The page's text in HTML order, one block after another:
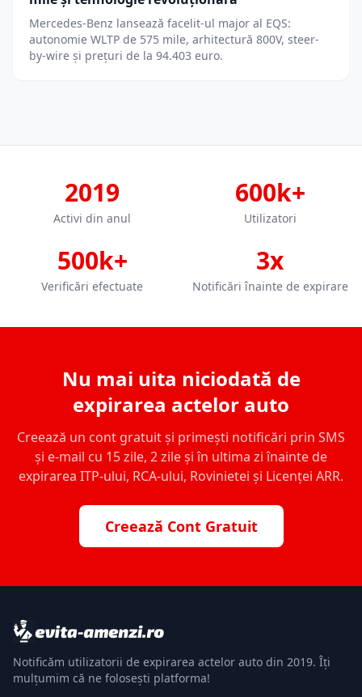
Mercedes-Benz lansează facelit-ul major al EQS:
autonomie WLTP de 575 mile, arhitectură 800V, steer-
by-wire și prețuri de la 94.403 euro.
2019
Activi din anul
600k+
Utilizatori
500k+
Verificări efectuate
3x
Notificări înainte de expirare
Nu mai uita niciodată de
expirarea actelor auto
Creează un cont gratuit și primești notificări prin SMS
și e-mail cu 15 zile, 2 zile și în ultima zi înainte de
expirarea ITP-ului, RCA-ului, Rovinietei și Licenței ARR.
Creează Cont Gratuit
Notificăm utilizatorii de expirarea actelor auto din 2019. Îți
mulțumim că ne folosești platforma!